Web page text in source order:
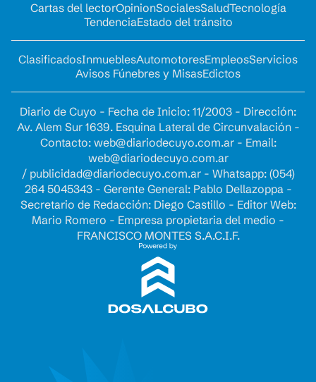
Cartas del lectorOpinionSocialesSaludTecnología
TendenciaEstado del tránsito
ClasificadosInmueblesAutomotoresEmpleosServicios
Avisos Fúnebres y MisasEdictos
Diario de Cuyo - Fecha de Inicio: 11/2003 - Dirección:
Av. Alem Sur 1639. Esquina Lateral de Circunvalación -
Contacto: web@diariodecuyo.com.ar- Email:
web@diariodecuyo.com.ar
/ publicidad@diariodecuyo.com.ar- Whatsapp: (054)
264 5045343 - Gerente General: Pablo Dellazoppa -
Secretario de Redacción: Diego Castillo - Editor Web:
Mario Romero - Empresa propietaria del medio -
FRANCISCO MONTES S.A.C.I.F.